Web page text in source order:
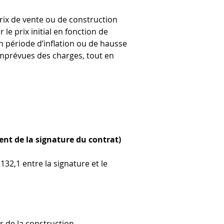
de vente ou de construction
le prix initial en fonction de
période d’inflation ou de hausse
des charges, tout en
de la signature du contrat)
entre la signature et le